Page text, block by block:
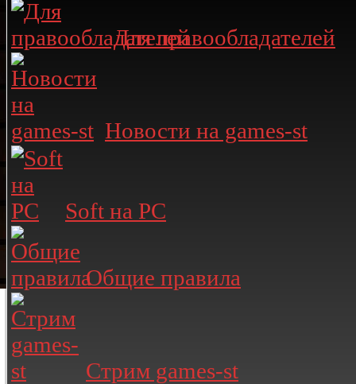
Для правообладателей
Новости на games-st
Soft на PC
Общие правила
Стрим games-st